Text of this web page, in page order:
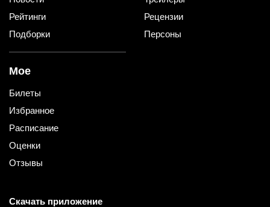
Рейтинги
Подборки
Рецензии
Персоны
Мое
Билеты
Избранное
Расписание
Оценки
Отзывы
Скачать приложение